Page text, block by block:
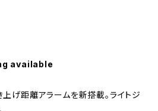
available
げ距離アラームを新搭載。ライトジ